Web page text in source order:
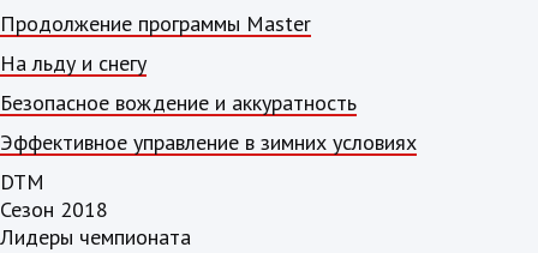
Продолжение программы Master
На льду и снегу
Безопасное вождение и аккуратность
Эффективное управление в зимних условиях
DTM
Сезон 2018
Лидеры чемпионата